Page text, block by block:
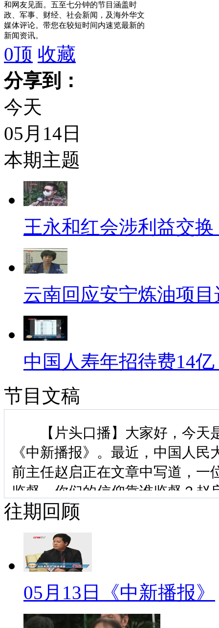
和网友见面。五至七分钟的节目涵盖时
政、军事、财经、社会新闻，及海外华文
媒体评论。带您在较短时间内速览最新的
新闻资讯。
0顶 收藏
分享到：
今天
05月14日
本期主题
王永和红会涉利益交换
云南回应安宁炼油项
中国人寿年招待费14
节目文稿
【片头口播】大家好，今天是
《中新播报》。最近，中国人
前主任赵启正在文章中写道，一
监督，你们的信仰靠谁监督？赵
有“诸神”在监督，他们是家人、
是“良心”。确实，虽然大多数
良心。然而金钱利益往往是对
会监督委员会就被质疑靠红会的
说。
一 观察家
往期回顾
05月13日《中新播报》